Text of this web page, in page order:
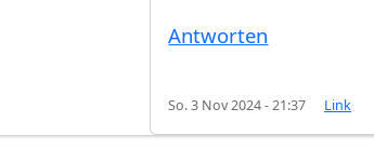
Antworten
So. 3 Nov 2024 - 21:37 Link